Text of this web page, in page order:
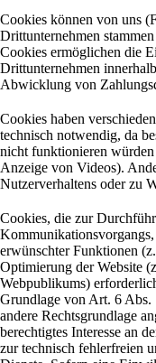
Cookies können von uns
Drittunternehmen
Cookies ermöglichen die
Drittunternehmen
Abwicklung von
Cookies haben
technisch notwendig, da
nicht funktionieren
Anzeige von Videos).
Nutzerverhaltens oder zu
Cookies, die zur
erwünschter Funktionen
Optimierung der Website
Webpublikums)
Grundlage von Art. 6
andere Rechtsgrundlage
berechtigtes Interesse an
zur technisch fehlerfreien